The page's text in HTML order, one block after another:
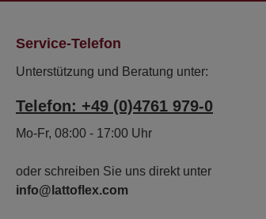
Service-Telefon
Unterstützung und Beratung unter:
Telefon: +49 (0)4761 979-0
Mo-Fr, 08:00 - 17:00 Uhr
oder schreiben Sie uns direkt unter
info@lattoflex.com